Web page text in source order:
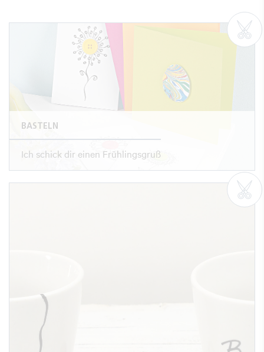
BASTELN
Ich schick dir einen Frühlingsgruß